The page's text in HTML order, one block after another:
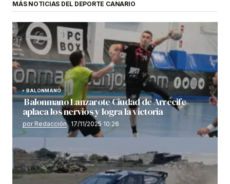
MÁS NOTICIAS DEL DEPORTE CANARIO
BALONMANO
Balonmano Lanzarote Ciudad de Arrecife
aplaca los nervios y logra la victoria
por Redacción 17/11/2025 10:26